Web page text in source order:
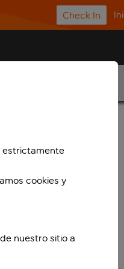
Check In
estrictamente
cookies y
nuestro sitio a